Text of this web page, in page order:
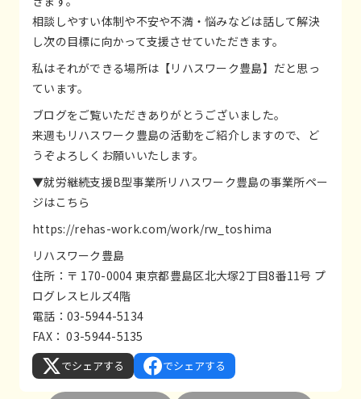
相談しやすい体制や不安や不満・悩みなどは話して解決
し次の目標に向かって支援させていただきます。
私はそれができる場所は【リハスワーク豊島】だと思っ
ています。
ブログをご覧いただきありがとうございました。
来週もリハスワーク豊島の活動をご紹介しますので、ど
うぞよろしくお願いいたします。
▼就労継続支援B型事業所リハスワーク豊島の事業所ペー
ジはこちら
https://rehas-work.com/work/rw_toshima
リハスワーク豊島
住所：〒 170-0004 東京都豊島区北大塚2丁目8番11号 プ
ログレスヒルズ4階
電話：03-5944-5134
FAX： 03-5944-5135
でシェアする でシェアする